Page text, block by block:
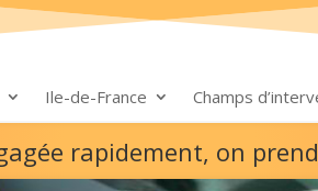
Ile-de-France Champs
rapidement, on